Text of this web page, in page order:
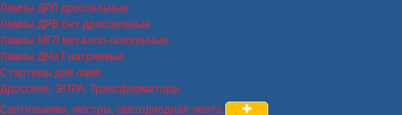
Лампы ДРЛ дроссельные
Лампы ДРВ без дроссельные
Лампы МГЛ металло-галогенные
Лампы ДНаТ натриевые
Стартеры для ламп
Дроссели, ЭПРА, Трансформаторы
Светильники, люстры, светодиодная лента